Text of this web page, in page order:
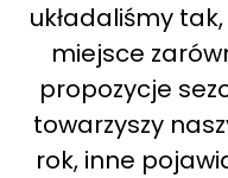
układaliśmy
miejsce
propozycje
towarzyszy
rok, inne